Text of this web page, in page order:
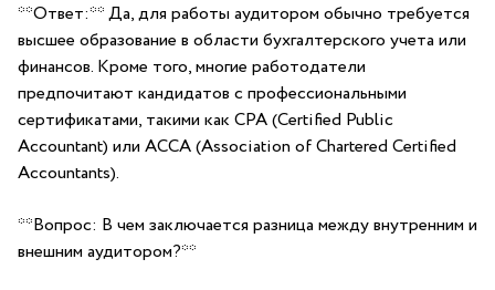
**Ответ:** Да, ⁤для⁣ работы ‍аудитором обычно требуется
высшее ⁢образование в области ⁤бухгалтерского учета или
финансов. Кроме того, многие работодатели
предпочитают кандидатов с профессиональными
сертификатами, такими как CPA (Certified Public
Accountant) или ACCA (Association of⁢ Chartered Certified
Accountants).
**Вопрос: В чем ​заключается разница между внутренним и
внешним аудитором?**